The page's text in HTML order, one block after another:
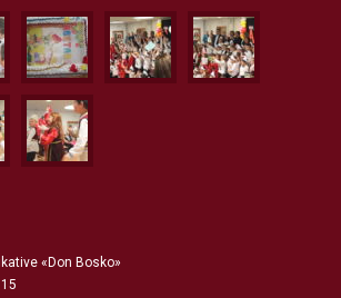
«Don Bosko»